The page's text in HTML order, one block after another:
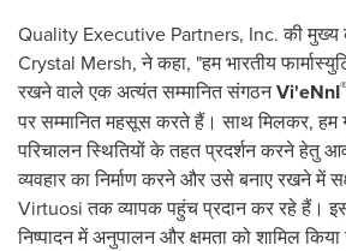
Quality Executive Partners, Inc. की मुख्य
Crystal Mersh, ने कहा, "हम भारतीय
रखने वाले एक अत्यंत सम्मानित संगठनVi'eNnI®
पर सम्मानित महसूस करते हैं। साथ मिलकर, हम
परिचालन स्थितियों के तहत प्रदर्शन करने हेतु
व्यवहार का निर्माण करने और उसे बनाए रखने में
Virtuosi तक व्यापक पहुंच प्रदान कर रहे हैं।
निष्पादन में अनुपालन और क्षमता को शामिल